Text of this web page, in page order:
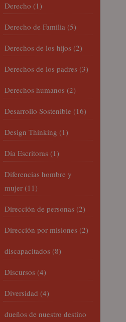
Derecho (1)
Derecho de Familia (5)
Derechos de los hijos (2)
Derechos de los padres (3)
Derechos humanos (2)
Desarrollo Sostenible (16)
Design Thinking (1)
Día Escritoras (1)
Diferencias hombre y
mujer (11)
Dirección de personas (2)
Dirección por misiones (2)
discapacitados (8)
Discursos (4)
Diversidad (4)
dueños de nuestro destino